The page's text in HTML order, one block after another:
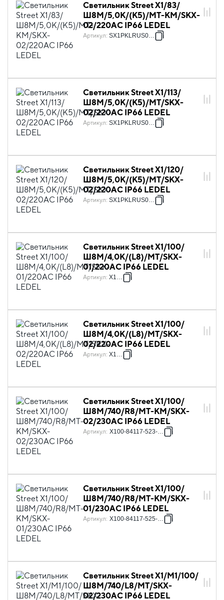
Светильник Street X1/83/
Ш8M/5,0К/(К5)/MT-KM/SKX-
02/220AC IP66 LEDEL
Артикул: SX1PKLRUS0044
Светильник Street X1/113/
Ш8M/5,0К/(К5)/MT/SKX-
02/220AC IP66 LEDEL
Артикул: SX1PKLRUS0046
Светильник Street X1/120/
Ш8M/5,0К/(К5)/MT/SKX-
02/220AC IP66 LEDEL
Артикул: SX1PKLRUS0047
Светильник Street X1/100/
Ш8M/4,0К/(L8)/MT/SKX-
01/220AC IP66 LEDEL
Артикул: X1007
Светильник Street X1/100/
Ш8M/4,0К/(L8)/MT/SKX-
02/220AC IP66 LEDEL
Артикул: X1008
Светильник Street X1/100/
Ш8M/740/R8/MT-KM/SKX-
02/230AC IP66 LEDEL
Артикул: X100-84117-523-128
Светильник Street X1/100/
Ш8M/740/R8/MT-KM/SKX-
01/230AC IP66 LEDEL
Артикул: X100-84117-525-128
Светильник Street X1/M1/100/
Ш8M/740/L8/MT/SKX-
02/230АС IP66 LEDEL